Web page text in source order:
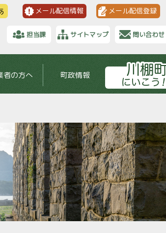
メール配信情報 メール配信登録
担当課 サイトマップ 問い合わせ
者の方へ 町政情報